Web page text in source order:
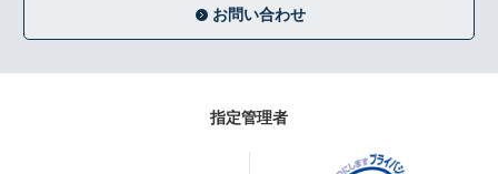
お問い合わせ
指定管理者